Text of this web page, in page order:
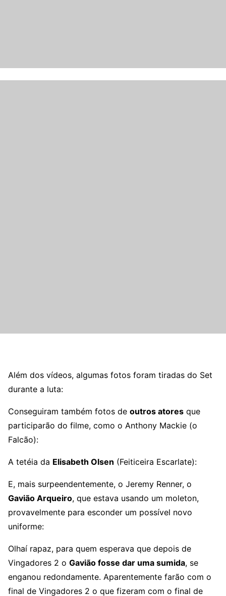
Além dos vídeos, algumas fotos foram tiradas do Set
durante a luta:
Conseguiram também fotos de outros atores que
participarão do filme, como o Anthony Mackie (o
Falcão):
A tetéia da Elisabeth Olsen (Feiticeira Escarlate):
E, mais surpeendentemente, o Jeremy Renner, o
Gavião Arqueiro, que estava usando um moleton,
provavelmente para esconder um possível novo
uniforme:
Olhaí rapaz, para quem esperava que depois de
Vingadores 2 o Gavião fosse dar uma sumida, se
enganou redondamente. Aparentemente farão com o
final de Vingadores 2 o que fizeram com o final de